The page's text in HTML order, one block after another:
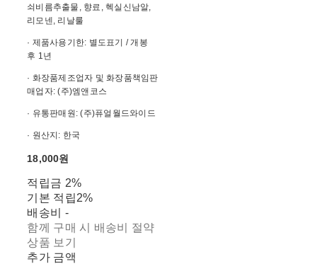
쇠비름추출물, 향료, 헥실신남알,
리모넨, 리날룰
· 제품사용기한: 별도표기 / 개봉
후 1년
· 화장품제조업자 및 화장품책임판
매업자: (주)엠앤코스
· 유통판매원: (주)퓨얼월드와이드
· 원산지: 한국
18,000원
적립금 2%
기본 적립2%
배송비 -
함께 구매 시 배송비 절약
상품 보기
추가 금액